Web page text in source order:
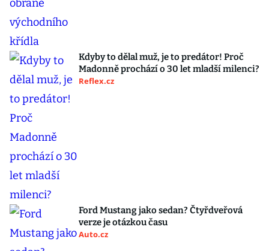
Kdyby to dělal muž, je to predátor! Proč
Madonně prochází o 30 let mladší milenci?
Reflex.cz
Ford Mustang jako sedan? Čtyřdveřová
verze je otázkou času
Auto.cz